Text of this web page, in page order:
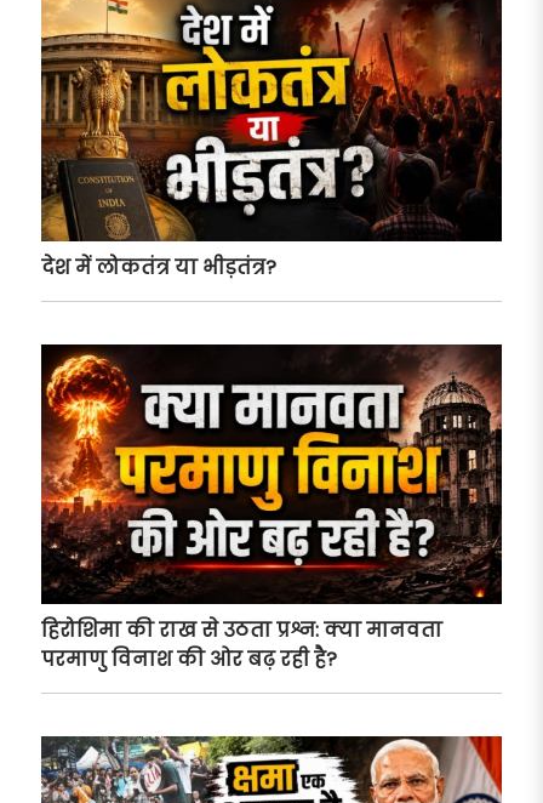
देश में लोकतंत्र या भीड़तंत्र?
हिरोशिमा की राख से उठता प्रश्न: क्या मानवता
परमाणु विनाश की ओर बढ़ रही है?